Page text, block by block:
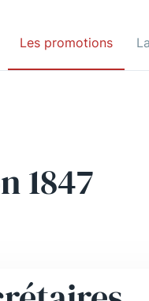
Les promotions
1847